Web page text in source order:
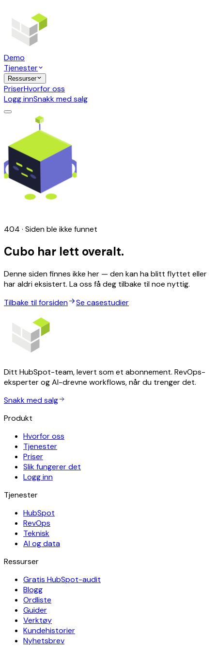
Demo
Tjenester
Ressurser
PriserHvorfor oss
Logg innSnakk med salg
404 · Siden ble ikke funnet
Cubo har lett overalt.
Denne siden finnes ikke her — den kan ha blitt flyttet eller
har aldri eksistert. La oss få deg tilbake til noe nyttig.
Tilbake til forsiden
Se casestudier
Ditt HubSpot-team, levert som et abonnement. RevOps-
eksperter og AI-drevne workflows, når du trenger det.
Snakk med salg
Produkt
Hvorfor oss
Tjenester
Priser
Slik fungerer det
Logg inn
Tjenester
HubSpot
RevOps
Teknisk
AI og data
Ressurser
Gratis HubSpot-audit
Blogg
Ordliste
Guider
Verktøy
Kundehistorier
Nyhetsbrev